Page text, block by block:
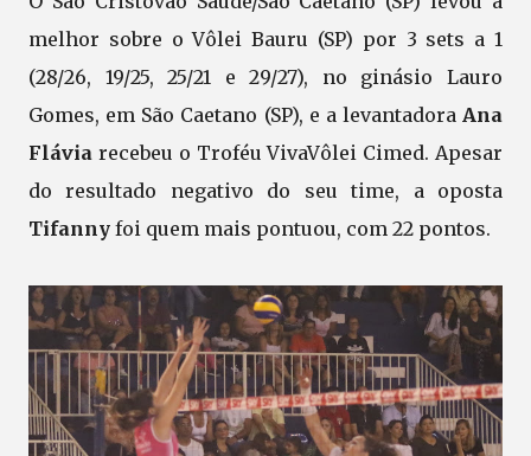
melhor sobre o Vôlei Bauru (SP) por 3 sets a 1
(28/26, 19/25, 25/21 e 29/27), no ginásio Lauro
Gomes, em São Caetano (SP), e a levantadora Ana
Flávia recebeu o Troféu VivaVôlei Cimed. Apesar
do resultado negativo do seu time, a oposta
Tifanny foi quem mais pontuou, com 22 pontos.